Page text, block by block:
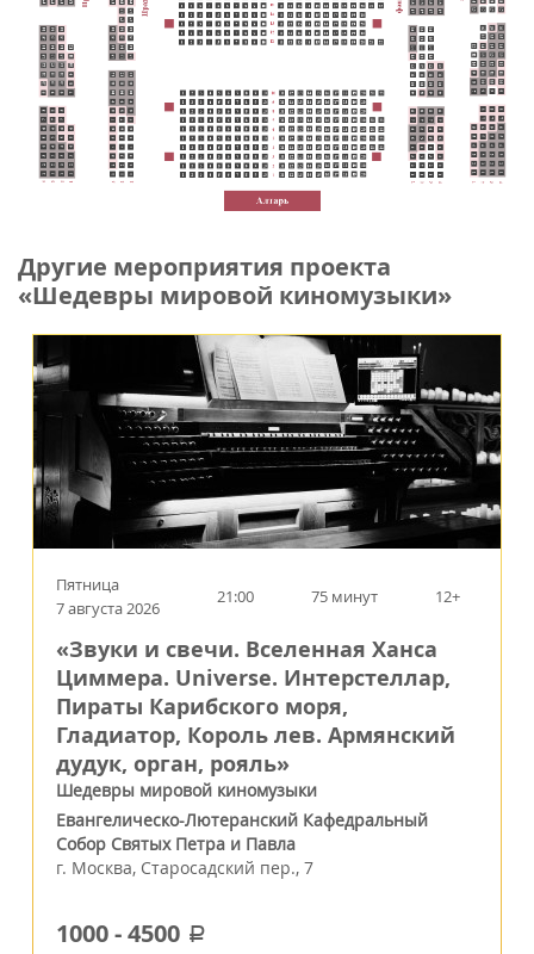
Другие мероприятия проекта
«Шедевры мировой киномузыки»
Пятница
7 августа 2026
21:00 75 минут 12+
«Звуки и свечи. Вселенная Ханса
Циммера. Universe. Интерстеллар,
Пираты Карибского моря,
Гладиатор, Король лев. Армянский
дудук, орган, рояль»
Шедевры мировой киномузыки
Евангелическо-Лютеранский Кафедральный
Собор Святых Петра и Павла
г. Москва, Старосадский пер., 7
1000-4500 a